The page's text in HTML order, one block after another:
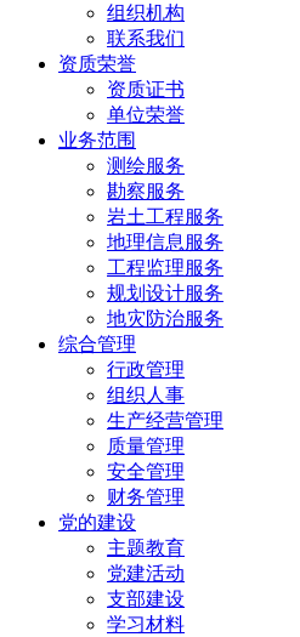
组织机构
联系我们
资质荣誉
资质证书
单位荣誉
业务范围
测绘服务
勘察服务
岩土工程服务
地理信息服务
工程监理服务
规划设计服务
地灾防治服务
综合管理
行政管理
组织人事
生产经营管理
质量管理
安全管理
财务管理
党的建设
主题教育
党建活动
支部建设
学习材料